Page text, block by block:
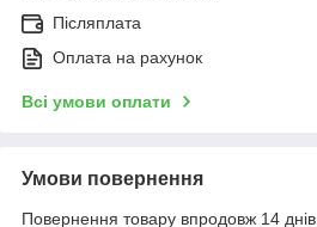
Післяплата
Оплата на рахунок
Всі умови оплати
Умови повернення
Повернення товару впродовж 14